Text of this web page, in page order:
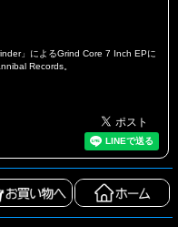
」によるGrind Core 7 Inch EPに
Records。